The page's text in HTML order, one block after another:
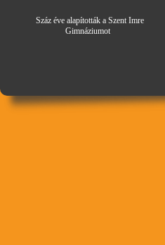
Száz éve alapították a Szent Imre
Gimnáziumot